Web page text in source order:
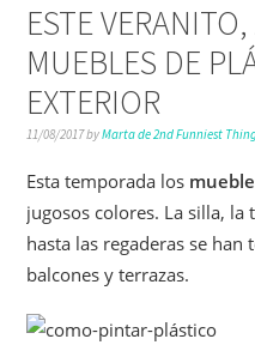
ESTE
MUEBLES DE
EXTERIOR
11/08/2017byMarta de 2nd Funniest
Esta temporada los
jugosos colores. La silla, la
hasta las regaderas se
balcones y terrazas.